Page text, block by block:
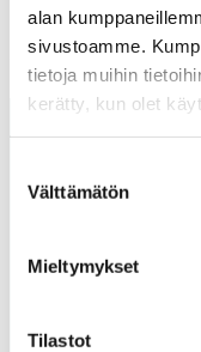
alan
sivustoamme.
tietoja muihin
kerätty, kun olet
valinta
Välttämätön
Mieltymykset
Tilastot
2017
Avainsanat
alv
digiostaminen